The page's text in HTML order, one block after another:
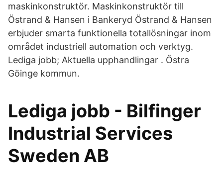
maskinkonstruktör. Maskinkonstruktör till
Östrand & Hansen i Bankeryd Östrand & Hansen
erbjuder smarta funktionella totallösningar inom
området industriell automation och verktyg.
Lediga jobb; Aktuella upphandlingar . Östra
Göinge kommun.
Lediga jobb - Bilfinger
Industrial Services
Sweden AB